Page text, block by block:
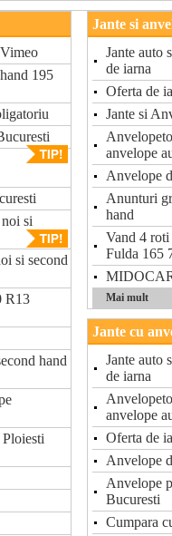
195
si
si second
R13
hand
Jante si
Jante auto
de iarna
Oferta de
Jante si
anvelope
Anvelope
Anunturi
hand
Vand 4
Fulda 165
MIDOCAR
Mai mult
Jante cu
Jante auto
de iarna
anvelope
Oferta de
Anvelope
Anvelope
Bucuresti
Cumpara